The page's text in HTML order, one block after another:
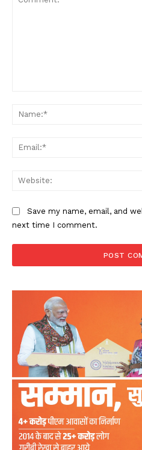
Save my name, email, and
next time I comment.